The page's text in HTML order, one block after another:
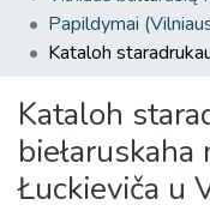
Kataloh
Łuckieviča u